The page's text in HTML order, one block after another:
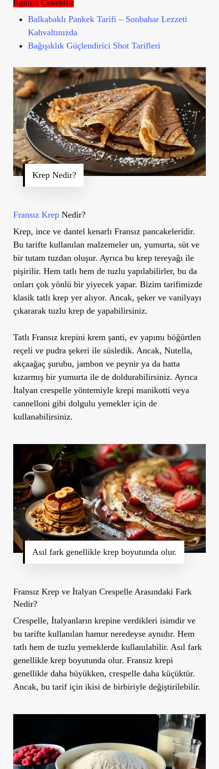
İlginizi Çekebilir
Balkabaklı Pankek Tarifi – Sonbahar Lezzeti
Kahvaltınızda
Bağışıklık Güçlendirici Shot Tarifleri
Krep Nedir?
Fransız KrepNedir?
Krep, ince ve dantel kenarlı Fransız pancakeleridir.
Bu tarifte kullanılan malzemeler un, yumurta, süt ve
bir tutam tuzdan oluşur. Ayrıca bu krep tereyağı ile
pişirilir. Hem tatlı hem de tuzlu yapılabilirler, bu da
onları çok yönlü bir yiyecek yapar. Bizim tarifimizde
klasik tatlı krep yer alıyor. Ancak, şeker ve vanilyayı
çıkararak tuzlu krep de yapabilirsiniz.
Tatlı Fransız krepini krem şanti, ev yapımı böğürtlen
reçeli ve pudra şekeri ile süsledik. Ancak, Nutella,
akçaağaç şurubu, jambon ve peynir ya da hatta
kızarmış bir yumurta ile de doldurabilirsiniz. Ayrıca
İtalyan crespelle yöntemiyle krepi manikotti veya
cannelloni gibi dolgulu yemekler için de
kullanabilirsiniz.
Asıl fark genellikle krep boyutunda olur.
Fransız Krep ve İtalyan Crespelle Arasındaki Fark
Nedir?
Crespelle, İtalyanların krepine verdikleri isimdir ve
bu tarifte kullanılan hamur neredeyse aynıdır. Hem
tatlı hem de tuzlu yemeklerde kullanılabilir. Asıl fark
genellikle krep boyutunda olur. Fransız krepi
genellikle daha büyükken, crespelle daha küçüktür.
Ancak, bu tarif için ikisi de birbiriyle değiştirilebilir.